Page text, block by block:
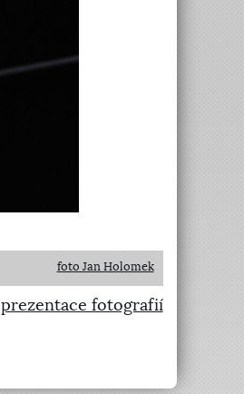
foto Jan Holomek
prezentace fotografií